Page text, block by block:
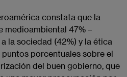
constata que la
medioambiental 47% –
la sociedad (42%) y la ética
puntos porcentuales sobre el
del buen gobierno, que